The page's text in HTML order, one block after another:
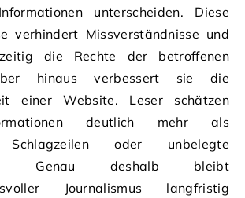
unterscheiden. Diese
verhindert Missverständnisse und
die Rechte der betroffenen
hinaus verbessert sie die
einer Website. Leser schätzen
deutlich mehr als
Schlagzeilen oder unbelegte
Genau deshalb bleibt
Journalismus langfristig